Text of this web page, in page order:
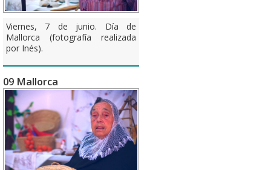
Viernes, 7 de junio. Día de
Mallorca (fotografía realizada
por Inés).
09 Mallorca